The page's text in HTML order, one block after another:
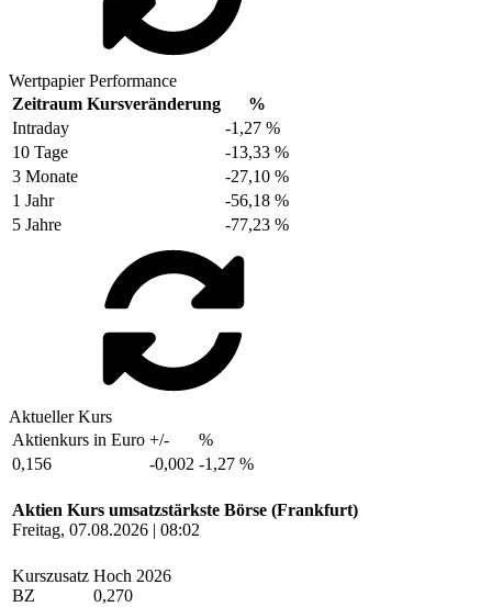
Wertpapier Performance
Zeitraum Kursveränderung
%
Intraday
-1,27 %
10 Tage
-13,33 %
3 Monate
-27,10 %
1 Jahr
-56,18 %
5 Jahre
-77,23 %
Aktueller Kurs
Aktienkurs in Euro +/-
%
0,156
-0,002 -1,27 %
Aktien Kurs umsatzstärkste Börse (Frankfurt)
Freitag, 07.08.2026 | 08:02
Kurszusatz
BZ
Hoch 2026
0,270